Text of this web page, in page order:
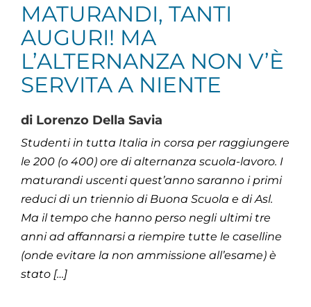
MATURANDI, TANTI
AUGURI! MA
L’ALTERNANZA NON V’È
SERVITA A NIENTE
di Lorenzo Della Savia
Studenti in tutta Italia in corsa per raggiungere
le 200 (o 400) ore di alternanza scuola-lavoro. I
maturandi uscenti quest’anno saranno i primi
reduci di un triennio di Buona Scuola e di Asl.
Ma il tempo che hanno perso negli ultimi tre
anni ad affannarsi a riempire tutte le caselline
(onde evitare la non ammissione all’esame) è
stato […]